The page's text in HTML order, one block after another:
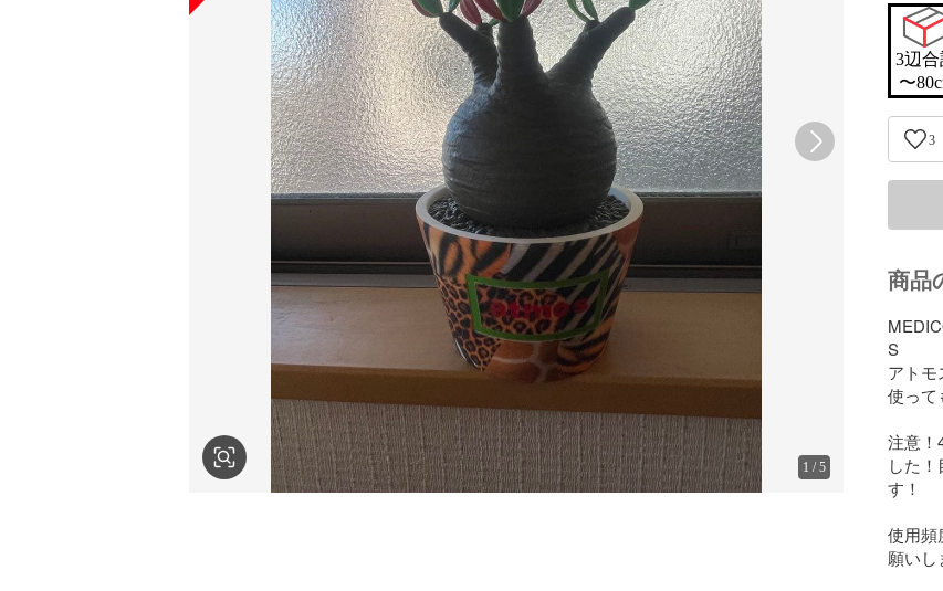
1 /5
3辺
〜
3
商品
S
アトモ
使って
注意！
した
す！
使用頻
願いし